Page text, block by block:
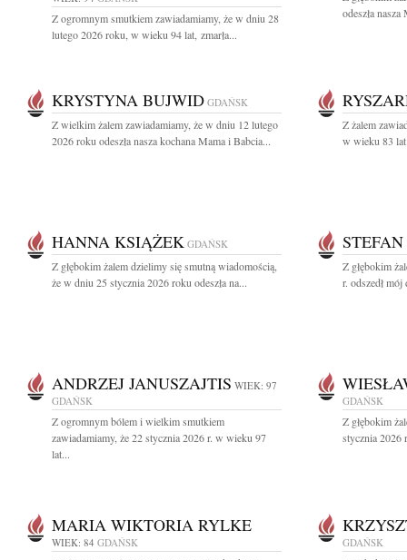
Z ogromnym smutkiem zawiadamiamy, że w dniu 28
lutego 2026 roku, w wieku 94 lat, zmarła...
odeszła
KRYSTYNA BUJWID GDAŃSK
Z wielkim żalem zawiadamiamy, że w dniu 12 lutego
2026 roku odeszła nasza kochana Mama i Babcia...
Z żalem
w wieku 83
HANNA KSIĄŻEK GDAŃSK
Z głębokim żalem dzielimy się smutną wiadomością,
że w dniu 25 stycznia 2026 roku odeszła na...
Z głębokim
r. odszedł
ANDRZEJ JANUSZAJTIS WIEK: 97
GDAŃSK
Z ogromnym bólem i wielkim smutkiem
zawiadamiamy, że 22 stycznia 2026 r. w wieku 97
lat...
GDAŃSK
Z głębokim
stycznia 2026
MARIA WIKTORIA RYLKE
WIEK: 84 GDAŃSK GDAŃSK